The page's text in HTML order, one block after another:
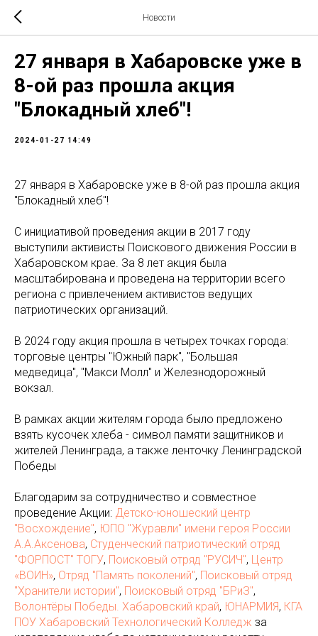
Новости
27 января в Хабаровске уже в
8-ой раз прошла акция
"Блокадный хлеб"!
2024-01-27 14:49
27 января в Хабаровске уже в 8-ой раз прошла акция
"Блокадный хлеб"!
С инициативой проведения акции в 2017 году
выступили активисты Поискового движения России в
Хабаровском крае. За 8 лет акция была
масштабирована и проведена на территории всего
региона с привлечением активистов ведущих
патриотических организаций.
В 2024 году акция прошла в четырех точках города:
торговые центры "Южный парк", "Большая
медведица", "Макси Молл" и Железнодорожный
вокзал.
В рамках акции жителям города было предложено
взять кусочек хлеба - символ памяти защитников и
жителей Ленинграда, а также ленточку Ленинградской
Победы
Благодарим за сотрудничество и совместное
проведение Акции: Детско-юношеский центр
"Восхождение", ЮПО "Журавли" имени героя России
А.А.Аксенова, Студенческий патриотический отряд
"ФОРПОСТ" ТОГУ, Поисковый отряд "РУСИЧ", Центр
«ВОИН», Отряд "Память поколений", Поисковый отряд
"Хранители истории", Поисковый отряд "БРиЗ",
Волонтёры Победы. Хабаровский край, ЮНАРМИЯ, КГА
ПОУ Хабаровский Технологический Колледж за